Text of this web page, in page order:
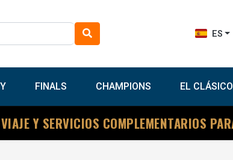
ES
FINALS CHAMPIONS EL CLÁSICO
Y SERVICIOS COMPLEMENTARIOS